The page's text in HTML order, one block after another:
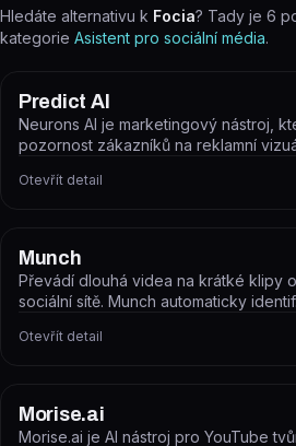
Hledáte alternativu k Focia? Tady je 6
kategorie Asistent pro sociální média.
Predict AI
Neurons AI je marketingový nástroj,
pozornost zákazníků na reklamní
Otevřít detail
Munch
Převádí dlouhá videa na krátké klipy
sociální sítě. Munch automaticky
Otevřít detail
Morise.ai
Morise.ai je AI nástroj pro YouTube